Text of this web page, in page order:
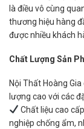
là điều vô cùng
thương hiệu hàng
được nhiều khách
Chất Lượng Sản
Nội Thất Hoàng
lượng cao với các
Chất liệu cao
nghiệp chống ẩm,